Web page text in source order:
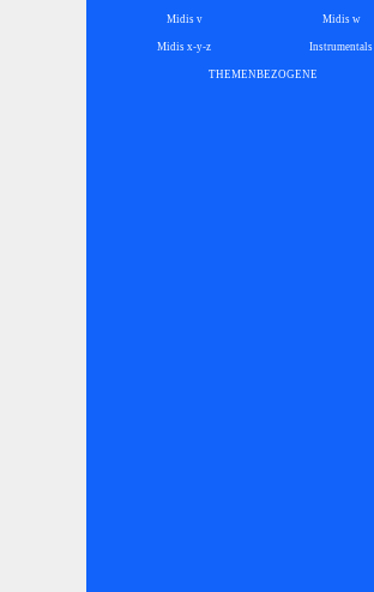
Midis v Midis w
Midis x-y-z Instrumentals
THEMENBEZOGENE